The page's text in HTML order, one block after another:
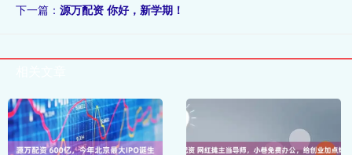
下一篇： 源万配资 你好，新学期！